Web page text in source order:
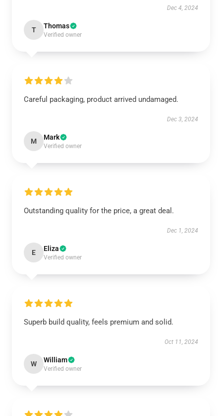
Dec 4, 2024
T Thomas
Verified owner
Careful packaging, product arrived undamaged.
Dec 3, 2024
M Mark
Verified owner
Outstanding quality for the price, a great deal.
Dec 1, 2024
E Eliza
Verified owner
Superb build quality, feels premium and solid.
Oct 11, 2024
W William
Verified owner